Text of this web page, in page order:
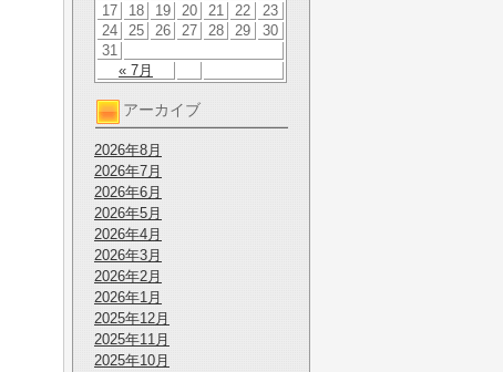
« 7月
17
18 19 20 21 22
23
24
25 26 27 28 29
30
31
アーカイブ
2026年8月
2026年7月
2026年6月
2026年5月
2026年4月
2026年3月
2026年2月
2026年1月
2025年12月
2025年11月
2025年10月